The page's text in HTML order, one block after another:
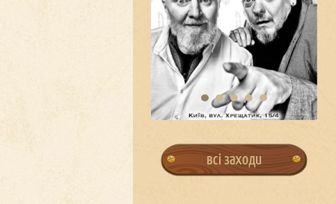
всі заходи